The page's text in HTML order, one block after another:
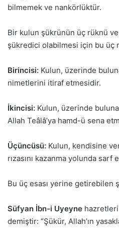
bilmemek ve nankörlüktür.
Bir kulun şükrünün üç rüknü ve
şükredici olabilmesi için bu üç
Birincisi: Kulun, üzerinde
nimetlerini itiraf etmesidir.
İkincisi: Kulun, üzerinde
Allah Teâlâ’ya hamd-ü sena
Üçüncüsü: Kulun, kendisine
rızasını kazanma yolunda sarf
Bu üç esası yerine getirebilen
Süfyan İbn-i Uyeyne
demiştir: “Şükür, Allah’ın